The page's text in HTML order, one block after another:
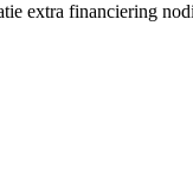
extra financiering